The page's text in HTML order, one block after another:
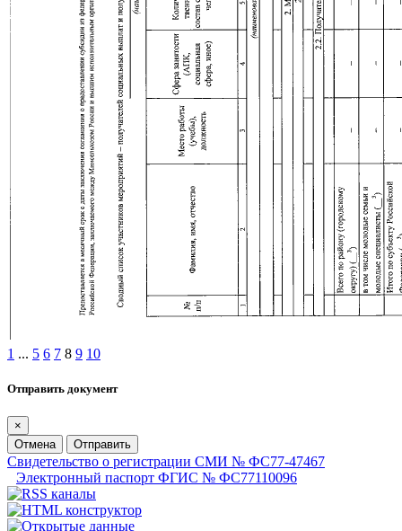
1 ... 5 6 7 8 9 10
Отправить документ
×
Отмена
Отправить
Свидетельство о регистрации СМИ № ФС77-47467
Электронный паспорт ФГИС № ФС77110096